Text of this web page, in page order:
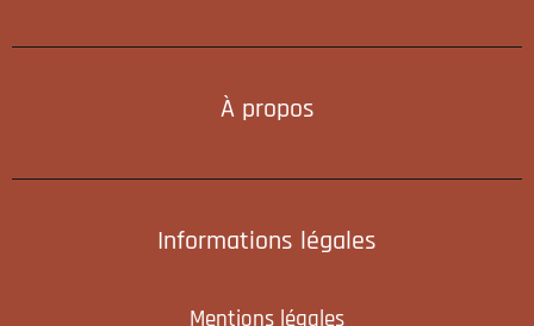
À propos
Informations légales
Mentions légales